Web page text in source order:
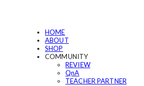
HOME
ABOUT
SHOP
COMMUNITY
REVIEW
QnA
TEACHER PARTNER